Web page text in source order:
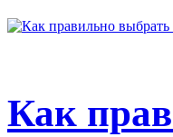
Как